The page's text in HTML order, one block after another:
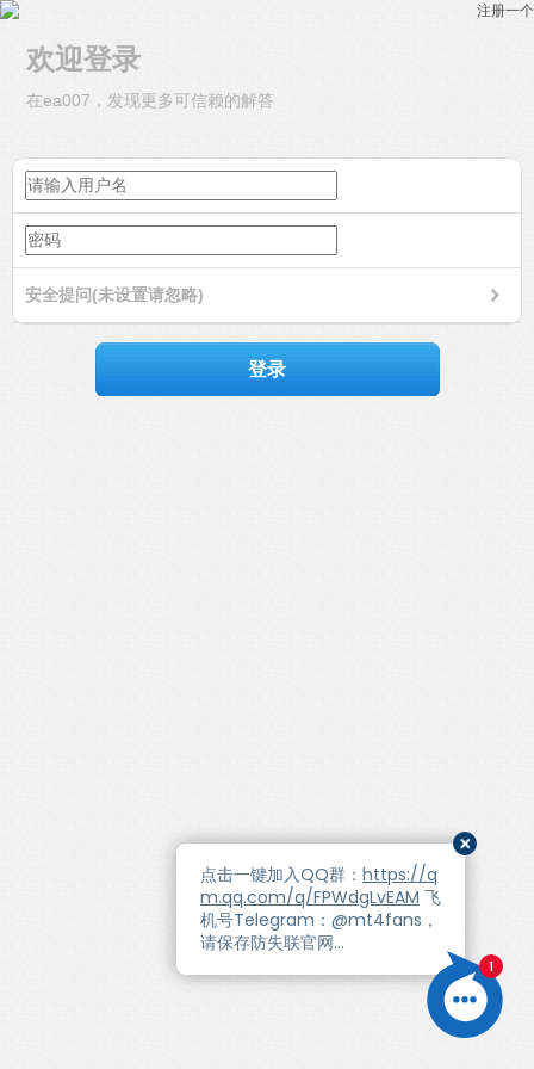
注册一个
欢迎登录
在ea007，发现更多可信赖的解答
安全提问(未设置请忽略)
登录